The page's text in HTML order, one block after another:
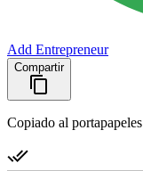
Add Entrepreneur
Compartir
Copiado al portapapeles